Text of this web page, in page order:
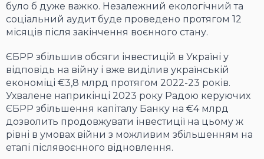
було б дуже важко. Незалежний екологічний та
соціальний аудит буде проведено протягом 12
місяців після закінчення воєнного стану.
ЄБРР збільшив обсяги інвестицій в Україні у
відповідь на війну і вже виділив українській
економіці €3,8 млрд протягом 2022-23 років.
Ухвалене наприкінці 2023 року Радою керуючих
ЄБРР збільшення капіталу Банку на €4 млрд
дозволить продовжувати інвестиції на цьому ж
рівні в умовах війни з можливим збільшенням на
етапі післявоєнного відновлення.